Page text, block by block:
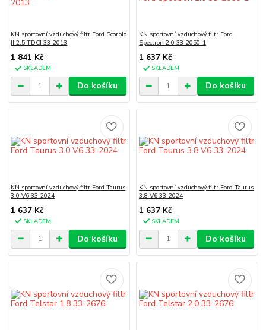
KN sportovní vzduchový filtr Ford Scorpio
II 2.5 TDCI 33-2013
1 841 Kč
SKLADEM
Do košíku
KN sportovní vzduchový filtr Ford
Spectron 2.0 33-2050-1
1 637 Kč
SKLADEM
Do košíku
KN sportovní vzduchový filtr Ford Taurus
3.0 V6 33-2024
1 637 Kč
SKLADEM
Do košíku
KN sportovní vzduchový filtr Ford Taurus
3.8 V6 33-2024
1 637 Kč
SKLADEM
Do košíku